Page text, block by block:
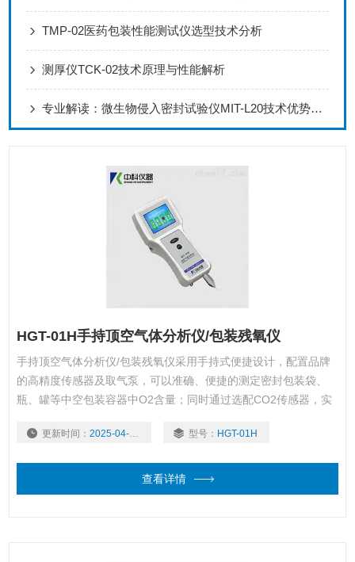
TMP-02医药包装性能测试仪选型技术分析
测厚仪TCK-02技术原理与性能解析
专业解读：微生物侵入密封试验仪MIT-L20技术优势与应用解析
HGT-01H手持顶空气体分析仪/包装残氧仪
手持顶空气体分析仪/包装残氧仪采用手持式便捷设计，配置品牌
的高精度传感器及取气泵，可以准确、便捷的测定密封包装袋、
瓶、罐等中空包装容器中O2含量；同时通过选配CO2传感器，实
确的对气体中O2、CO2含量做出评价，从而指导生产。
更新时间： 2025-04-14 型号： HGT-01H
查看详情